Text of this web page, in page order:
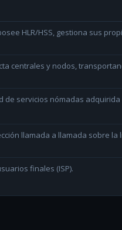
HLR/HSS, gestiona sus
centrales y nodos,
de servicios nómadas
llamada a llamada sobre
finales (ISP).